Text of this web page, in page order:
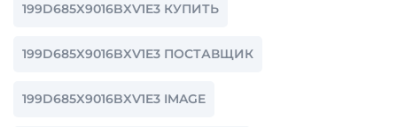
199D685X9016BXV1E3 КУПИТЬ
199D685X9016BXV1E3 ПОСТАВЩИК
199D685X9016BXV1E3 IMAGE